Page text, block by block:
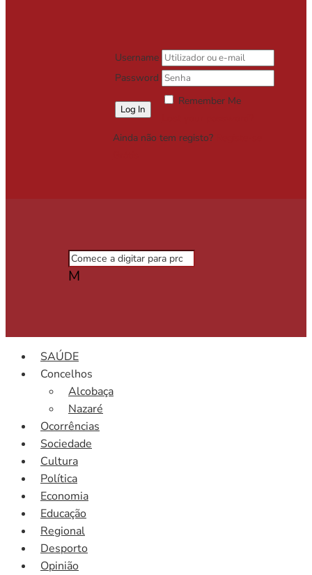
Username
Password
Remember Me
Ainda não tem registo?
M
SAÚDE
Concelhos
Alcobaça
Nazaré
Ocorrências
Sociedade
Cultura
Política
Economia
Educação
Regional
Desporto
Opinião